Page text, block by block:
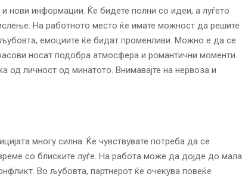
нови информации. Ќе бидете полни со идеи, а луѓето
На работното место ќе имате можност да решите
емоциите ќе бидат променливи. Можно е да се
носат подобра атмосфера и романтични моменти.
личност од минатото. Внимавајте на нервоза и
многу силна. Ќе чувствувате потреба да се
со блиските луѓе. На работа може да дојде до мала
Во љубовта, партнерот ќе очекува повеќе